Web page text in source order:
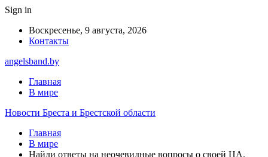
Sign in
Воскресенье, 9 августа, 2026
Контакты
angelsband.by
Главная
В мире
Новости Бреста и Брестской области
Главная
В мире
Найди ответы на неочевидные вопросы о своей ЦА.